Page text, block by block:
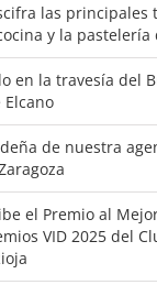
las principales
y la pastelería
en la travesía del
Elcano
de nuestra
el Premio al
VID 2025 del